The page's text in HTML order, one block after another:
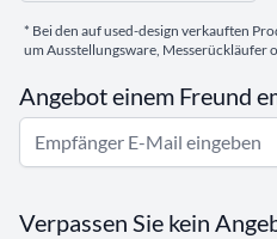
* Bei den auf used-design verkauften
um Ausstellungsware, Messerückläufer
Angebot einem Freund
Verpassen Sie kein